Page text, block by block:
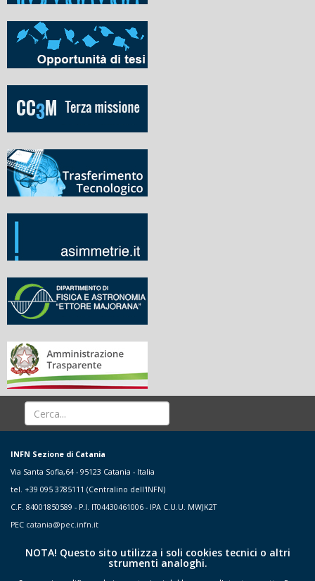
INFN Sezione di Catania
Via Santa Sofia,64 - 95123 Catania - Italia
tel. +39 095 3785111 (Centralino dell'INFN)
C.F. 84001850589 - P.I. IT04430461006 - IPA C.U.U. MWJK2T
PEC catania@pec.infn.it
NOTA! Questo sito utilizza i soli cookies tecnici o altri
strumenti analoghi.